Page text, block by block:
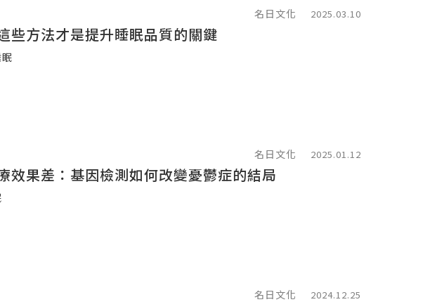
名日文化 2025.03.10
些方法才是提升睡眠品質的關鍵
名日文化 2025.01.12
效果差：基因檢測如何改變憂鬱症的結局
名日文化 2024.12.25